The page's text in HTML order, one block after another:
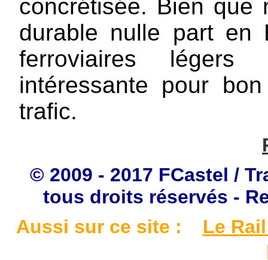
concrétisée. Bien que
durable nulle part en
ferroviaires
intéressante pour
trafic.
© 2009 - 2017 FCastel /
tous droits réservés -
Aussi sur ce site :
Le